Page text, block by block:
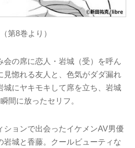
（第8巻より）
会の席に恋人・岩城（受）を呼ん
見惚れる友人と、色気がダダ漏れ
城にヤキモキして席を立ち、岩城
間に放ったセリフ。
ションで出会ったイケメンAV男優
岩城と香藤。クールビューティな